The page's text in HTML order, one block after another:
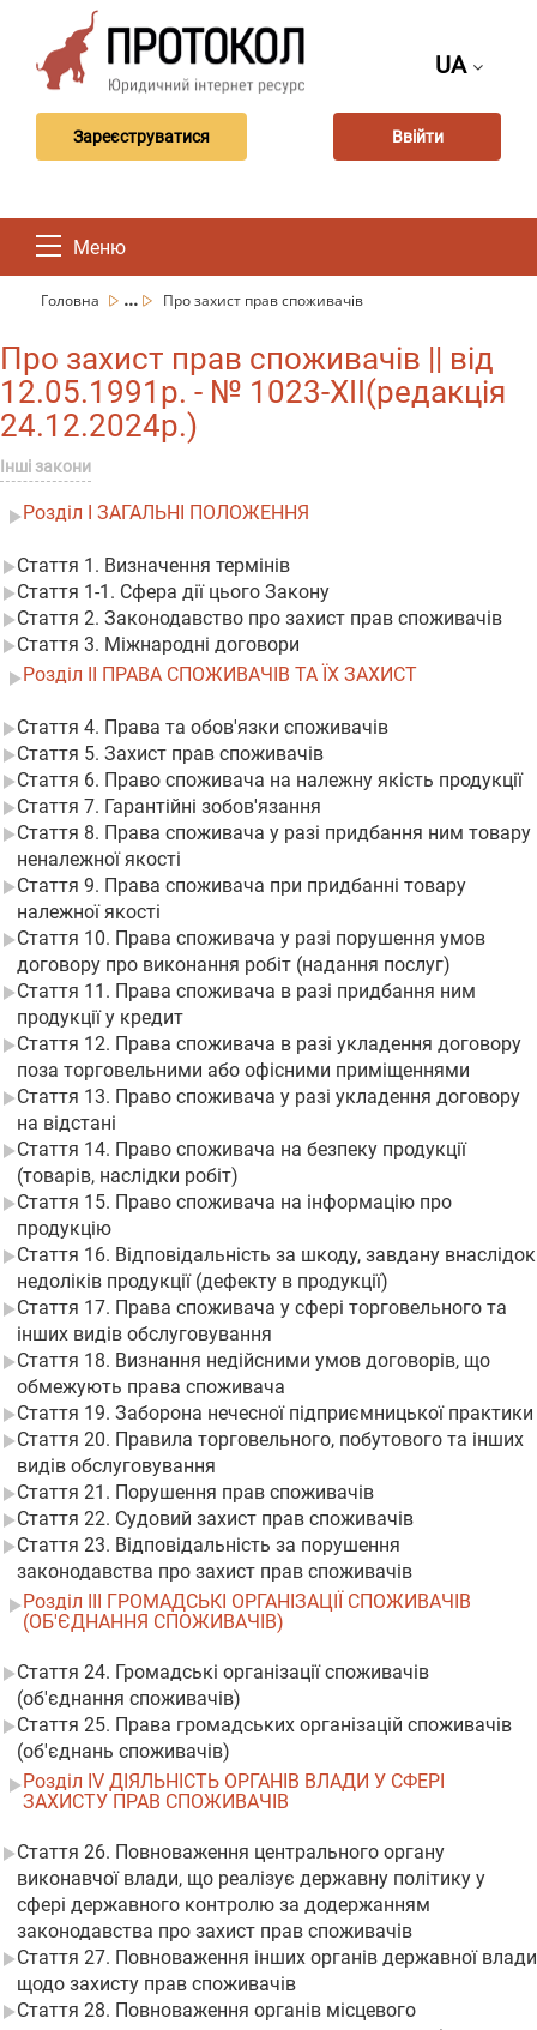
UA
Зареєструватися Ввійти
Меню
Головна ... Про захист прав споживачів
Про захист прав споживачів || від
12.05.1991р. - № 1023-XII(редакція
24.12.2024р.)
Інші закони
Розділ I ЗАГАЛЬНІ ПОЛОЖЕННЯ
Стаття 1. Визначення термінів
Стаття 1-1. Сфера дії цього Закону
Стаття 2. Законодавство про захист прав споживачів
Стаття 3. Міжнародні договори
Розділ II ПРАВА СПОЖИВАЧІВ ТА ЇХ ЗАХИСТ
Стаття 4. Права та обов'язки споживачів
Стаття 5. Захист прав споживачів
Стаття 6. Право споживача на належну якість продукції
Стаття 7. Гарантійні зобов'язання
Стаття 8. Права споживача у разі придбання ним товару
неналежної якості
Стаття 9. Права споживача при придбанні товару
належної якості
Стаття 10. Права споживача у разі порушення умов
договору про виконання робіт (надання послуг)
Стаття 11. Права споживача в разі придбання ним
продукції у кредит
Стаття 12. Права споживача в разі укладення договору
поза торговельними або офісними приміщеннями
Стаття 13. Право споживача у разі укладення договору
на відстані
Стаття 14. Право споживача на безпеку продукції
(товарів, наслідки робіт)
Стаття 15. Право споживача на інформацію про
продукцію
Стаття 16. Відповідальність за шкоду, завдану внаслідок
недоліків продукції (дефекту в продукції)
Стаття 17. Права споживача у сфері торговельного та
інших видів обслуговування
Стаття 18. Визнання недійсними умов договорів, що
обмежують права споживача
Стаття 19. Заборона нечесної підприємницької практики
Стаття 20. Правила торговельного, побутового та інших
видів обслуговування
Стаття 21. Порушення прав споживачів
Стаття 22. Судовий захист прав споживачів
Стаття 23. Відповідальність за порушення
законодавства про захист прав споживачів
Розділ III ГРОМАДСЬКІ ОРГАНІЗАЦІЇ СПОЖИВАЧІВ
(ОБ'ЄДНАННЯ СПОЖИВАЧІВ)
Стаття 24. Громадські організації споживачів
(об'єднання споживачів)
Стаття 25. Права громадських організацій споживачів
(об'єднань споживачів)
Розділ IV ДІЯЛЬНІСТЬ ОРГАНІВ ВЛАДИ У СФЕРІ
ЗАХИСТУ ПРАВ СПОЖИВАЧІВ
Стаття 26. Повноваження центрального органу
виконавчої влади, що реалізує державну політику у
сфері державного контролю за додержанням
законодавства про захист прав споживачів
Стаття 27. Повноваження інших органів державної влади
щодо захисту прав споживачів
Стаття 28. Повноваження органів місцевого